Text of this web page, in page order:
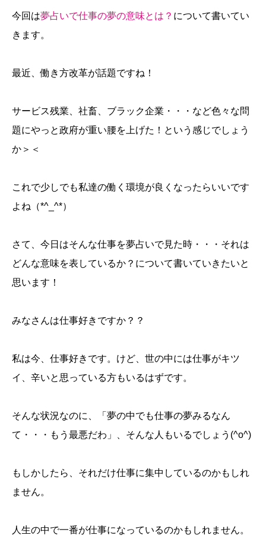
今回は夢占いで仕事の夢の意味とは？ について書いてい
きます。
最近、働き方改革が話題ですね！
サービス残業、社畜、ブラック企業・・・など色々な問
題にやっと政府が重い腰を上げた！という感じでしょう
か＞＜
これで少しでも私達の働く環境が良くなったらいいです
よね（*^_^*）
さて、今日はそんな仕事を夢占いで見た時・・・それは
どんな意味を表しているか？について書いていきたいと
思います！
みなさんは仕事好きですか？？
私は今、仕事好きです。けど、世の中には仕事がキツ
イ、辛いと思っている方もいるはずです。
そんな状況なのに、「夢の中でも仕事の夢みるなん
て・・・もう最悪だわ」、そんな人もいるでしょう(^o^)
もしかしたら、それだけ仕事に集中しているのかもしれ
ません。
人生の中で一番が仕事になっているのかもしれません。